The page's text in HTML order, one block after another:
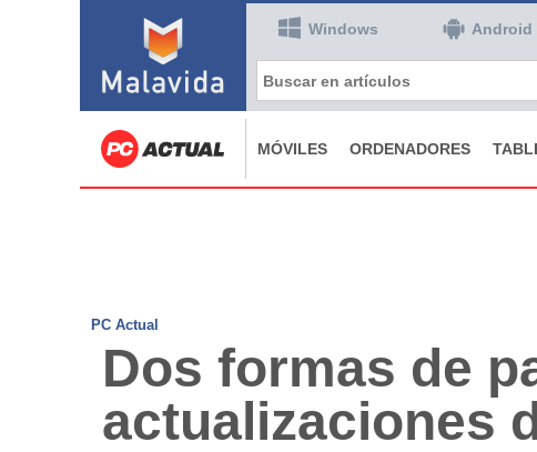
Windows Android
MÓVILES ORDENADORES
PC Actual
Dos formas de
actualizaciones